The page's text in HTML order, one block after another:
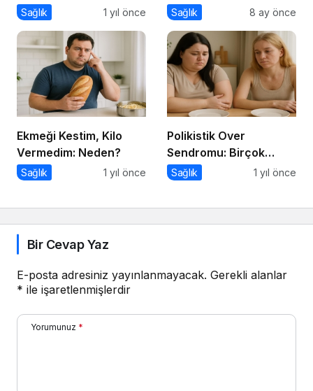
Sağlık 1 yıl önce Sağlık 8 ay önce
Ekmeği Kestim, Kilo
Vermedim: Neden?
Sağlık 1 yıl önce
Polikistik Over
Sendromu: Birçok
Kadının Sessiz Yoldaşı
Sağlık 1 yıl önce
Bir Cevap Yaz
E-posta adresiniz yayınlanmayacak. Gerekli alanlar
* ile işaretlenmişlerdir
Yorumunuz *